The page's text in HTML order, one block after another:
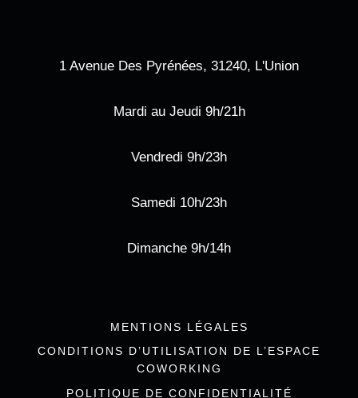
1 Avenue Des Pyrénées, 31240, L'Union
Mardi au Jeudi 9h/21h
Vendredi 9h/23h
Samedi 10h/23h
Dimanche 9h/14h
MENTIONS LÉGALES
CONDITIONS D’UTILISATION DE L’ESPACE
COWORKING
POLITIQUE DE CONFIDENTIALITÉ